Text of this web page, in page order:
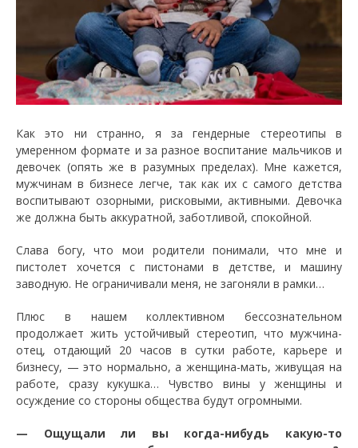
Как это ни странно, я за гендерные стереотипы в
умеренном формате и за разное воспитание мальчиков и
девочек (опять же в разумных пределах). Мне кажется,
мужчинам в бизнесе легче, так как их с самого детства
воспитывают озорными, рисковыми, активными. Девочка
же должна быть аккуратной, заботливой, спокойной.
Слава богу, что мои родители понимали, что мне и
пистолет хочется с пистонами в детстве, и машину
заводную. Не ограничивали меня, не загоняли в рамки…
Плюс в нашем коллективном бессознательном
продолжает жить устойчивый стереотип, что мужчина-
отец, отдающий 20 часов в сутки работе, карьере и
бизнесу, — это нормально, а женщина-мать, живущая на
работе, сразу кукушка… Чувство вины у женщины и
осуждение со стороны общества будут огромными.
— Ощущали ли вы когда-нибудь какую-то